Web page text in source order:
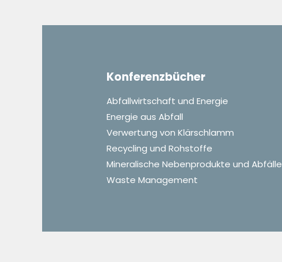
Konferenzbücher
Abfallwirtschaft und Energie
Energie aus Abfall
Verwertung von Klärschlamm
Recycling und Rohstoffe
Mineralische Nebenprodukte und Abfälle
Waste Management